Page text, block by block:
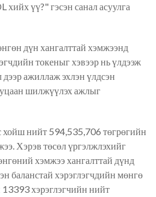
хийх үү?" гэсэн санал асуулга
дүн хангалттай хэмжээнд
токеныг хэвээр нь үлдээж
дээр ажиллаж эхлэн үлдсэн
шилжүүлэх ажлыг
хойш нийт 594,535,706 төгрөгийн
Хэрэв төсөл үргэлжлэхийг
хэмжээ хангалттай дүнд
баланстай хэрэглэгчдийн мөнгө
13393 хэрэглэгчийн нийт